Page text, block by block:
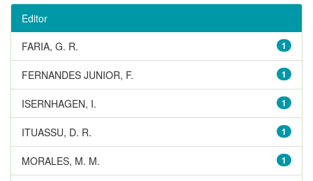
Editor
1
FARIA, G. R.
1
FERNANDES JUNIOR, F.
1
ISERNHAGEN, I.
1
ITUASSU, D. R.
1
MORALES, M. M.